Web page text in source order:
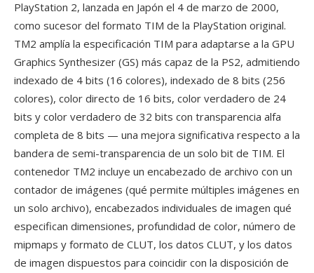
PlayStation 2, lanzada en Japón el 4 de marzo de 2000,
como sucesor del formato TIM de la PlayStation original.
TM2 amplía la especificación TIM para adaptarse a la GPU
Graphics Synthesizer (GS) más capaz de la PS2, admitiendo
indexado de 4 bits (16 colores), indexado de 8 bits (256
colores), color directo de 16 bits, color verdadero de 24
bits y color verdadero de 32 bits con transparencia alfa
completa de 8 bits — una mejora significativa respecto a la
bandera de semi-transparencia de un solo bit de TIM. El
contenedor TM2 incluye un encabezado de archivo con un
contador de imágenes (qué permite múltiples imágenes en
un solo archivo), encabezados individuales de imagen qué
especifican dimensiones, profundidad de color, número de
mipmaps y formato de CLUT, los datos CLUT, y los datos
de imagen dispuestos para coincidir con la disposición de